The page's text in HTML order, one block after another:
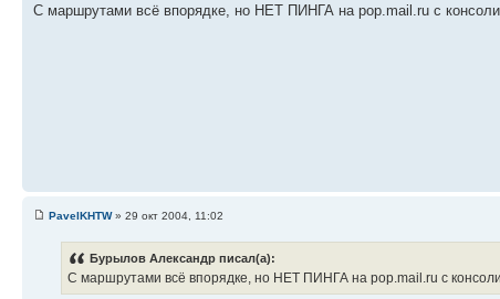
С маршрутами всё впорядке, но НЕТ ПИНГА на pop.mail.ru с
PavelKHTW» 29 окт 2004, 11:02
Бурылов Александр писал(а):
С маршрутами всё впорядке, но НЕТ ПИНГА на pop.mail.ru с